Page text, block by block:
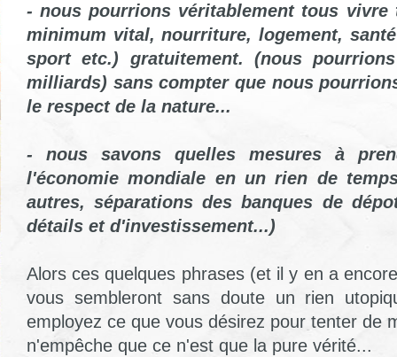
- nous pourrions véritablement tous vivre
minimum vital, nourriture, logement,
sport etc.) gratuitement. (nous
milliards) sans compter que nous
le respect de la nature...
- nous savons quelles mesures à
l'économie mondiale en un rien de
autres, séparations des banques de
détails et d'investissement...)
Alors ces quelques phrases (et il y en a
vous sembleront sans doute un rien
employez ce que vous désirez pour tenter de
n'empêche que ce n'est que la pure vérité...